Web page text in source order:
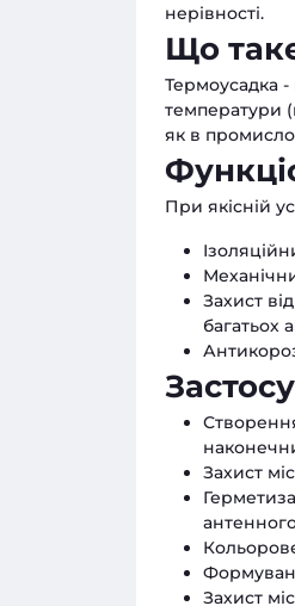
нерівності.
Що
Термоусадка -
температури
як в
При якісній
Захист
багатьох
Захист
Захист